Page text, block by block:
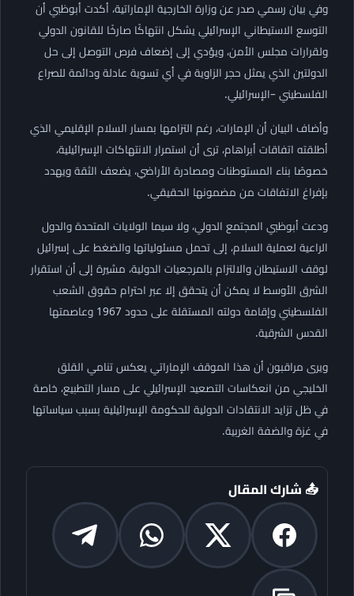
وفي بيان رسمي صدر عن وزارة الخارجية الإماراتية، أكدت أبوظبي أن
التوسع الاستيطاني الإسرائيلي يشكل انتهاكًا صارخًا للقانون الدولي
ولقرارات مجلس الأمن، ويؤدي إلى إضعاف فرص التوصل إلى حل
الدولتين الذي يمثل حجر الزاوية في أي تسوية عادلة ودائمة للصراع
الفلسطيني –الإسرائيلي.
وأضاف البيان أن الإمارات، رغم التزامها بمسار السلام الإقليمي الذي
أطلقته اتفاقات أبراهام، ترى أن استمرار الانتهاكات الإسرائيلية،
خصوصًا بناء المستوطنات ومصادرة الأراضي، يضعف الثقة ويهدد
بإفراغ الاتفاقات من مضمونها الحقيقي.
ودعت أبوظبي المجتمع الدولي، ولا سيما الولايات المتحدة والدول
الراعية لعملية السلام، إلى تحمل مسئولياتها والضغط على إسرائيل
لوقف الاستيطان والالتزام بالمرجعيات الدولية، مشيرة إلى أن استقرار
الشرق الأوسط لا يمكن أن يتحقق إلا عبر احترام حقوق الشعب
الفلسطيني وإقامة دولته المستقلة على حدود 1967 وعاصمتها
القدس الشرقية.
ويرى مراقبون أن هذا الموقف الإماراتي يعكس تنامي القلق
الخليجي من انعكاسات التصعيد الإسرائيلي على مسار التطبيع، خاصة
في ظل تزايد الانتقادات الدولية للحكومة الإسرائيلية بسبب سياساتها
في غزة والضفة الغربية.
📤 شارك المقال